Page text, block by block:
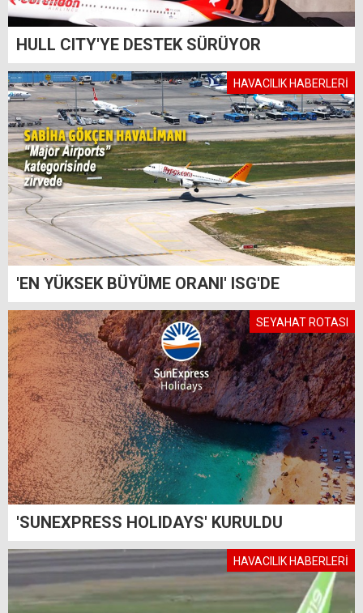
HULL CITY'YE DESTEK SÜRÜYOR
HAVACILIK HABERLERİ
'EN YÜKSEK BÜYÜME ORANI' ISG'DE
SEYAHAT ROTASI
'SUNEXPRESS HOLIDAYS' KURULDU
HAVACILIK HABERLERİ